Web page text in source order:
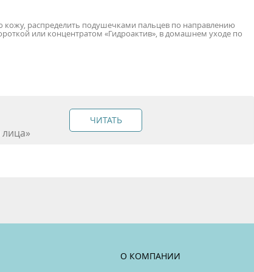
распределить подушечками пальцев по направлению
или концентратом «Гидроактив», в домашнем уходе по
ЧИТАТЬ
О КОМПАНИИ